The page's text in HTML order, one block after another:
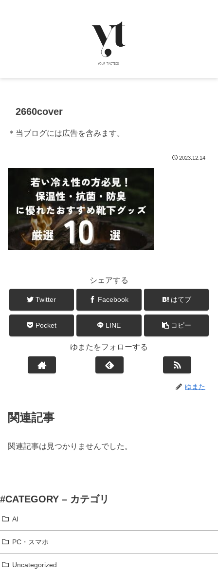
2660cover
＊当ブログには広告を含みます。
2023.12.14
シェアする
Twitter Facebook はてブ
Pocket LINE コピー
ゆまたをフォローする
ゆまた
関連記事
関連記事は見つかりませんでした。
#CATEGORY – カテゴリ
AI
PC・スマホ
Uncategorized